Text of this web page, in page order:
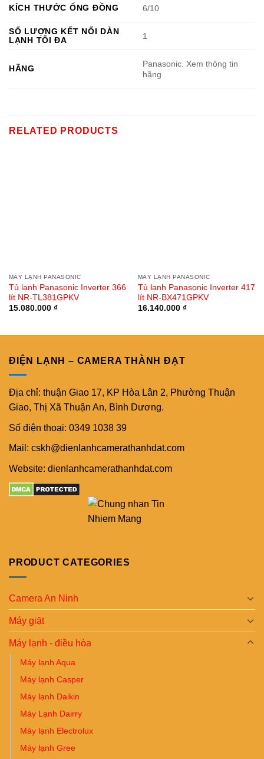
KÍCH THƯỚC ỐNG ĐỒNG 6/10
SỐ LƯỢNG KẾT NỐI DÀN
LẠNH TỐI ĐA
1
HÃNG
Panasonic. Xem thông tin
hãng
RELATED PRODUCTS
MÁY LẠNH PANASONIC
Tủ lạnh Panasonic Inverter 366
lít NR-TL381GPKV
15.080.000 ₫
MÁY LẠNH PANASONIC
Tủ lạnh Panasonic Inverter 417
lít NR-BX471GPKV
16.140.000 ₫
ĐIỆN LẠNH – CAMERA THÀNH ĐẠT
Địa chỉ: thuận Giao 17, KP Hòa Lân 2, Phường Thuận
Giao, Thị Xã Thuận An, Bình Dương.
Số điện thoại: 0349 1038 39
Mail: cskh@dienlanhcamerathanhdat.com
Website: dienlanhcamerathanhdat.com
PRODUCT CATEGORIES
Camera An Ninh
Máy giặt
Máy lạnh - điều hòa
Máy lạnh Aqua
Máy lạnh Casper
Máy lạnh Daikin
Máy Lạnh Dairry
Máy lạnh Electrolux
Máy lạnh Gree